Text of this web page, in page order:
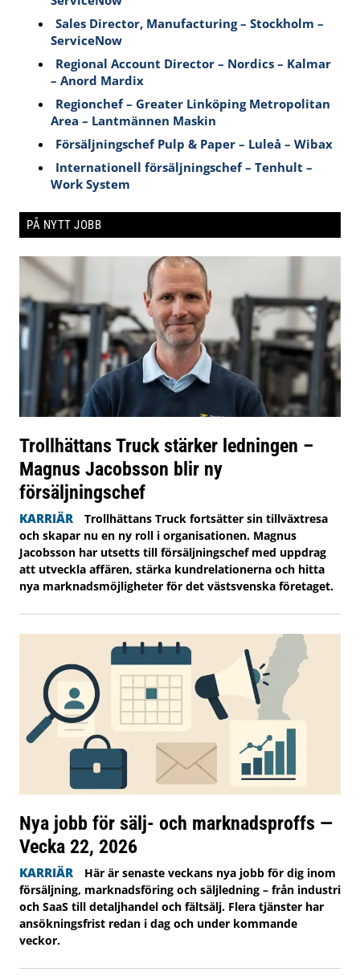
Sales Director, Manufacturing – Stockholm –
ServiceNow
Regional Account Director – Nordics – Kalmar
– Anord Mardix
Regionchef – Greater Linköping Metropolitan
Area – Lantmännen Maskin
Försäljningschef Pulp & Paper – Luleå – Wibax
Internationell försäljningschef – Tenhult –
Work System
PÅ NYTT JOBB
Trollhättans Truck stärker ledningen –
Magnus Jacobsson blir ny
försäljningschef
KARRIÄR
Trollhättans Truck fortsätter sin tillväxtresa
och skapar nu en ny roll i organisationen. Magnus
Jacobsson har utsetts till försäljningschef med uppdrag
att utveckla affären, stärka kundrelationerna och hitta
nya marknadsmöjligheter för det västsvenska företaget.
Nya jobb för sälj- och marknadsproffs —
Vecka 22, 2026
KARRIÄR
Här är senaste veckans nya jobb för dig inom
försäljning, marknadsföring och säljledning – från industri
och SaaS till detaljhandel och fältsälj. Flera tjänster har
ansökningsfrist redan i dag och under kommande
veckor.